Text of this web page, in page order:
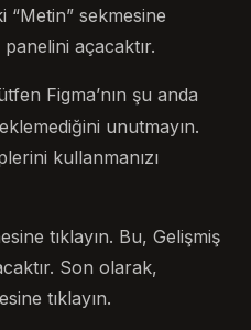
“Metin” sekmesine
açacaktır.
Figma’nın şu anda
unutmayın.
kullanmanızı
tıklayın. Bu, Gelişmiş
Son olarak,
tıklayın.